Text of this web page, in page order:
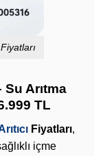
Arıtma
TL
Fiyatları,
içme